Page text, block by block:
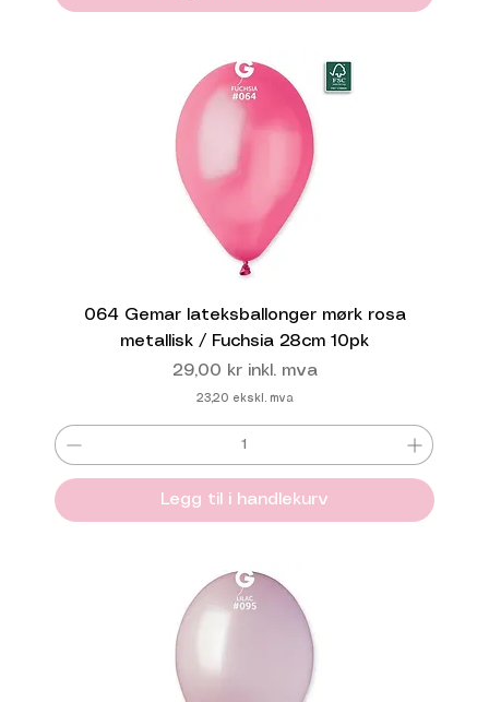
064 Gemar lateksballonger mørk rosa
metallisk / Fuchsia 28cm 10pk
Pris
29,00 kr inkl. mva
23,20 ekskl. mva
Legg til i handlekurv